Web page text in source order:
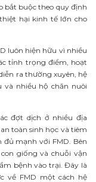
bắt buộc theo quy định
hại kinh tế lớn cho
luôn hiện hữu vì nhiều
tỉnh trọng điểm, hoạt
ra thường xuyên, hệ
và nhiều hộ chăn nuôi
đợt dịch ở nhiều địa
toàn sinh học và tiêm
đủ mạnh với FMD. Bên
giống và chuỗi vận
bệnh vào trại. Đây là
về FMD một cách hệ